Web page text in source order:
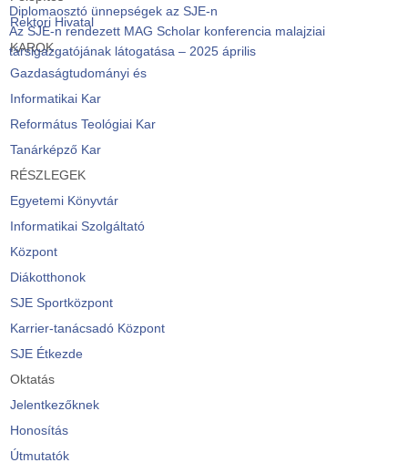
Rektori Hivatal
KAROK
Gazdaságtudományi és
Informatikai Kar
Református Teológiai Kar
Tanárképző Kar
RÉSZLEGEK
Egyetemi Könyvtár
Informatikai Szolgáltató
Központ
Diákotthonok
SJE Sportközpont
Karrier-tanácsadó Központ
SJE Étkezde
Oktatás
Jelentkezőknek
Honosítás
Útmutatók
Diplomaosztó ünnepségek az SJE-n
Az SJE-n rendezett MAG Scholar konferencia malajziai
társigazgatójának látogatása – 2025 április